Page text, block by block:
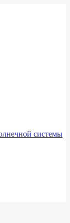
системы